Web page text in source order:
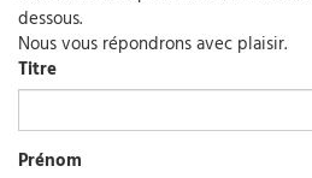
dessous.
Nous vous répondrons avec plaisir.
Titre
Prénom